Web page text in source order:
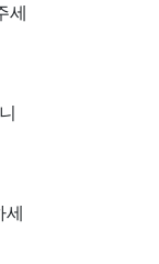
세
세